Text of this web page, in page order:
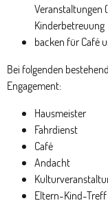
Veranstaltungen
Kinderbetreuung
backen für Café
Bei folgenden
Engagement:
Hausmeister
Fahrdienst
Café
Andacht
Eltern-Kind-Treff